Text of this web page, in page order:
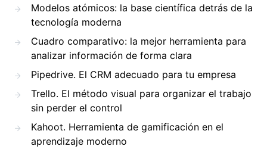
Modelos atómicos: la base científica detrás de la
tecnología moderna
Cuadro comparativo: la mejor herramienta para
analizar información de forma clara
Pipedrive. El CRM adecuado para tu empresa
Trello. El método visual para organizar el trabajo
sin perder el control
Kahoot. Herramienta de gamificación en el
aprendizaje moderno